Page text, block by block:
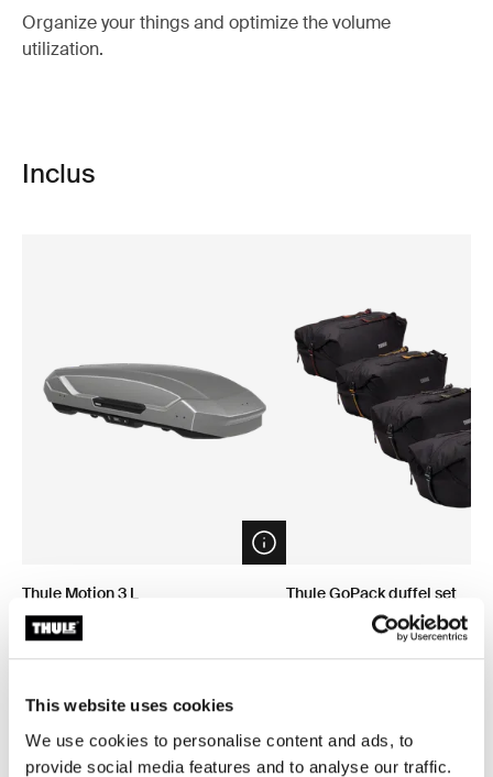
This website uses cookies
We use cookies to personalise content and ads, to
provide social media features and to analyse our traffic.
Organize your things and optimize the volume
utilization.
Inclus
Open info modal
Thule Motion 3 L
coffre de toit titan brillant
829,95 €
Thule GoPack duffel set
Ensemble de 4 sacs fourre-
coffres et galeries